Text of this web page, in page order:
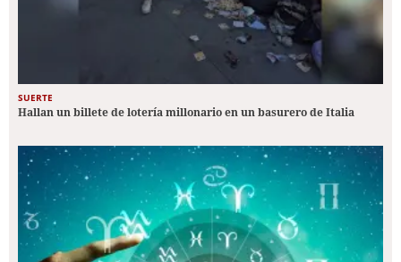
SUERTE
Hallan un billete de lotería millonario en un basurero de Italia